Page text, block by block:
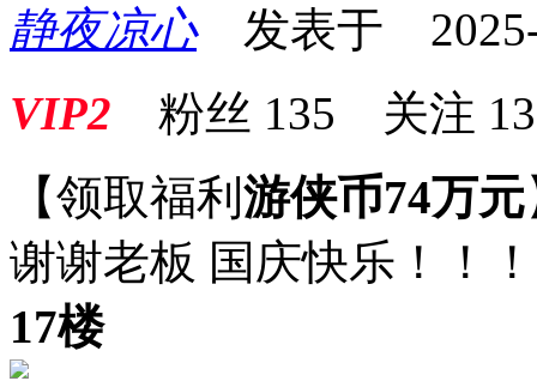
静夜凉心发表于 2025-
VIP2 粉丝 135 关注 13
【领取福利 游侠币74万元
谢谢老板 国庆快乐！！
17楼